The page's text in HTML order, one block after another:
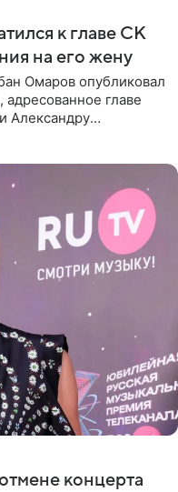
к главе СК
на его жену
Омаров опубликовал
главе
Александру
концерта